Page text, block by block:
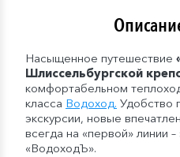
Насыщенное путешествие
Шлиссельбургской
комфортабельном
класса Водоход. Удобство
экскурсии, новые
всегда на «первой» линии
«ВодоходЪ».